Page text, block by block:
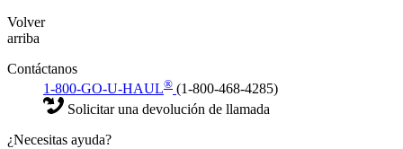
Volver
arriba
Contáctanos
1-800-GO-U-HAUL® (1-800-468-4285)
Solicitar una devolución de llamada
¿Necesitas ayuda?